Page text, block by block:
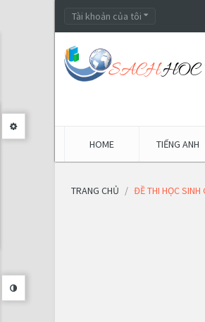
Tài khoản của tôi
HOME TIẾNG ANH
TRANG CHỦ ĐỀ THI HỌC SINH